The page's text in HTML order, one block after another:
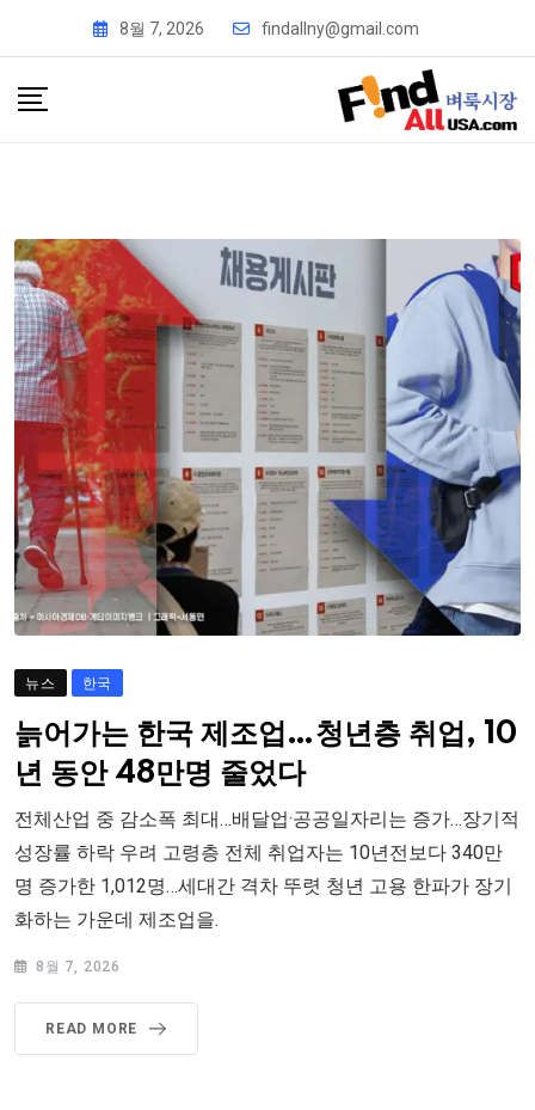
8월 7, 2026 findallny@gmail.com
뉴스 한국
늙어가는 한국 제조업…청년층 취업, 10
년 동안 48만명 줄었다
전체산업 중 감소폭 최대…배달업·공공일자리는 증가…장기적
성장률 하락 우려 고령층 전체 취업자는 10년전보다 340만
명 증가한 1,012명…세대간 격차 뚜렷 청년 고용 한파가 장기
화하는 가운데 제조업을.
8월 7, 2026
READ MORE